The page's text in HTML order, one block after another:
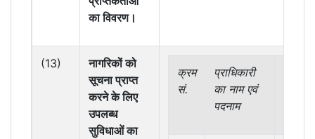
का विवरण।
(13)
नागरिकों को
सूचना प्राप्त
करने के लिए
उपलब्ध
सुविधाओं का
क्रम
सं.
प्राधिकारी
का नाम एवं
पदनाम